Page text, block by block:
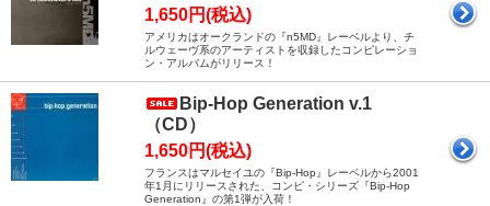
1,650円(税込)
アメリカはオークランドの『n5MD』レーベルより、チ
ルウェーヴ系のアーティストを収録したコンピレーショ
ン・アルバムがリリース！
Bip-Hop Generation v.1
（CD）
1,650円(税込)
フランスはマルセイユの『Bip-Hop』レーベルから2001
年1月にリリースされた、コンピ・シリーズ『Bip-Hop
Generation』の第1弾が入荷！